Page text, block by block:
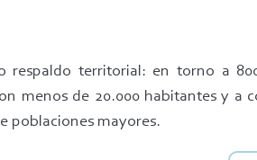
respaldo territorial: en torno a
menos de 20.000 habitantes y a
poblaciones mayores.